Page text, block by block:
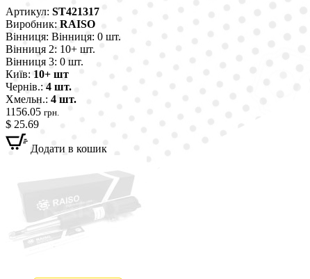
Артикул: ST421317
Виробник: RAISO
Вінниця: Вінниця: 0 шт.
Вінниця 2: 10+ шт.
Вінниця 3: 0 шт.
Київ: 10+ шт
Чернів.: 4 шт.
Хмельн.: 4 шт.
1156.05 грн.
$ 25.69
Додати в кошик